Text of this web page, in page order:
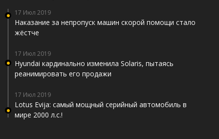
17 Июл 2019
Наказание за непропуск машин скорой помощи стало
жёстче
17 Июл 2019
Hyundai кардинально изменила Solaris, пытаясь
реанимировать его продажи
17 Июл 2019
Lotus Evija: самый мощный серийный автомобиль в
мире 2000 л.с.!